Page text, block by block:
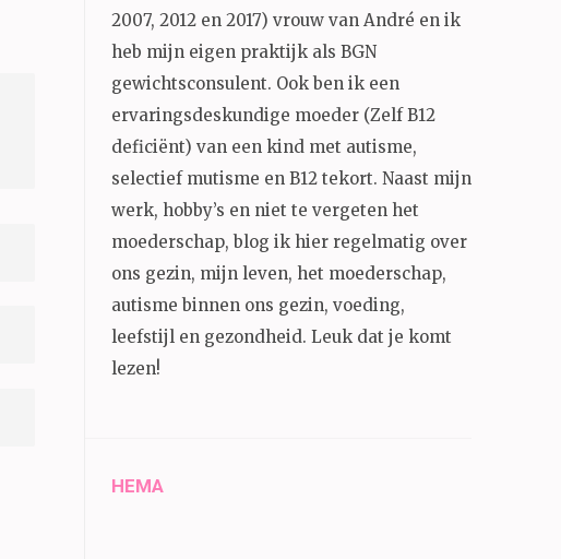
2007, 2012 en 2017) vrouw van André en ik
heb mijn eigen praktijk als BGN
gewichtsconsulent. Ook ben ik een
ervaringsdeskundige moeder (Zelf B12
deficiënt) van een kind met autisme,
selectief mutisme en B12 tekort. Naast mijn
werk, hobby’s en niet te vergeten het
moederschap, blog ik hier regelmatig over
ons gezin, mijn leven, het moederschap,
autisme binnen ons gezin, voeding,
leefstijl en gezondheid. Leuk dat je komt
lezen!
HEMA